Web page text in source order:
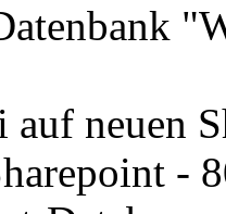
auf neuen
-